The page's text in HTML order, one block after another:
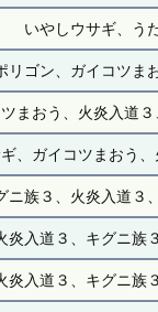
いやしウサギ、う
リゴン、ガイコツま
まおう、火炎入道
、ガイコツまおう
ニ族３、火炎入道３
炎入道３、キグニ
炎入道３、キグニ族